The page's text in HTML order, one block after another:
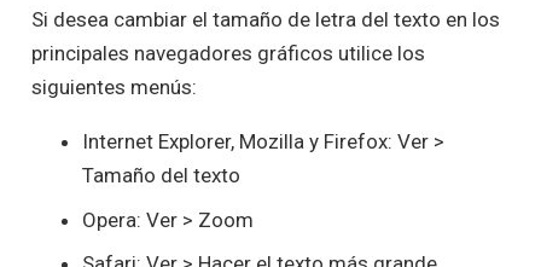
Si desea cambiar el tamaño de letra del texto en los
principales navegadores gráficos utilice los
siguientes menús:
Internet Explorer, Mozilla y Firefox: Ver >
Tamaño del texto
Opera: Ver > Zoom